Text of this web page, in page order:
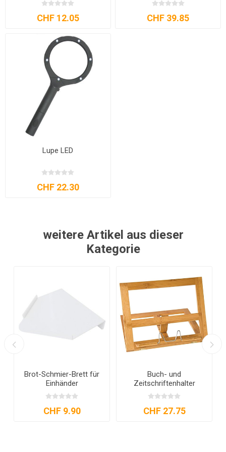
CHF 12.05 CHF 39.85
Lupe LED
CHF 22.30
weitere Artikel aus dieser
Kategorie
Brot-Schmier-Brett für
Einhänder
CHF 9.90
Buch- und
Zeitschriftenhalter
CHF 27.75